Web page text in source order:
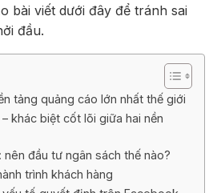
bài viết dưới đây để tránh sai
đầu.
tảng quảng cáo lớn nhất thế giới
khác biệt cốt lõi giữa hai nền
nên đầu tư ngân sách thế nào?
trình khách hàng